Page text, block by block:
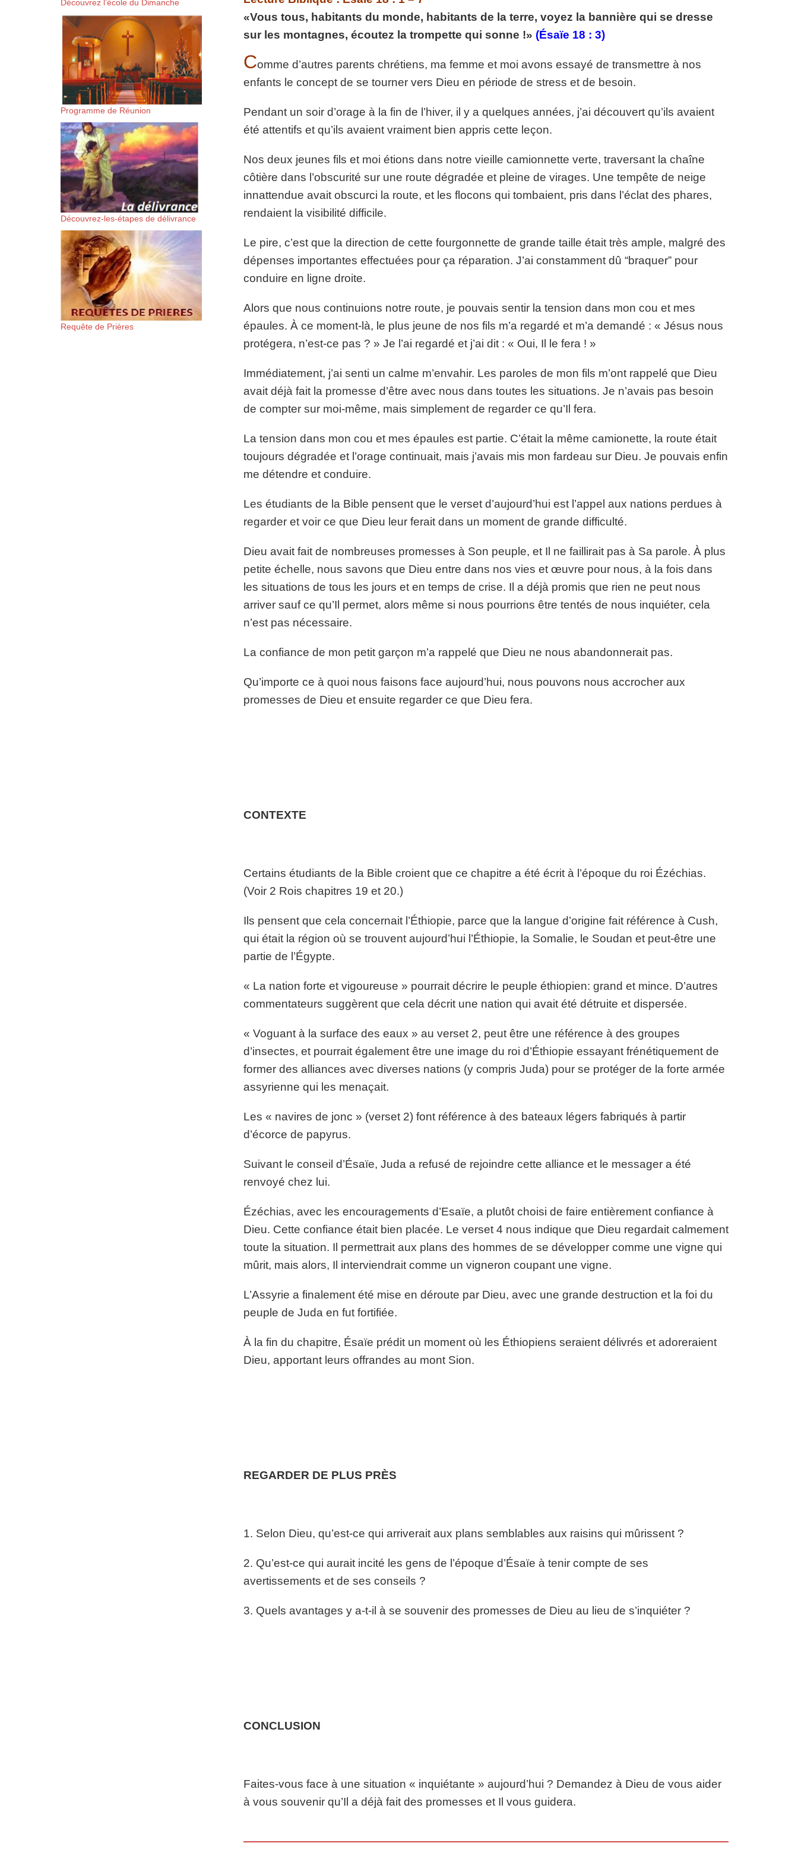
volume.
suis-sans-rien-a-moi.mp3 http://www.lafoiapostolique.org/wp-
content/uploads/2018/06/Es-tu-lasse-rempli-de-tritesse.mp3
Découvrez l’école du Dimanche
Programme de Réunion
Découvrez-les-étapes de délivrance
Requête de Prières
«Vous tous, habitants du monde, habitants de la terre, voyez la bannière qui se dresse
sur les montagnes, écoutez la trompette qui sonne !» (Ésaïe 18 : 3)
Comme d’autres parents chrétiens, ma femme et moi avons essayé de transmettre à nos
enfants le concept de se tourner vers Dieu en période de stress et de besoin.
Pendant un soir d’orage à la fin de l’hiver, il y a quelques années, j’ai découvert qu’ils avaient
été attentifs et qu’ils avaient vraiment bien appris cette leçon.
Nos deux jeunes fils et moi étions dans notre vieille camionnette verte, traversant la chaîne
côtière dans l’obscurité sur une route dégradée et pleine de virages. Une tempête de neige
innattendue avait obscurci la route, et les flocons qui tombaient, pris dans l’éclat des phares,
rendaient la visibilité difficile.
Le pire, c’est que la direction de cette fourgonnette de grande taille était très ample, malgré des
dépenses importantes effectuées pour ça réparation. J’ai constamment dû “braquer” pour
conduire en ligne droite.
Alors que nous continuions notre route, je pouvais sentir la tension dans mon cou et mes
épaules. À ce moment-là, le plus jeune de nos fils m’a regardé et m’a demandé : « Jésus nous
protégera, n’est-ce pas ? » Je l’ai regardé et j’ai dit : « Oui, Il le fera ! »
Immédiatement, j’ai senti un calme m’envahir. Les paroles de mon fils m’ont rappelé que Dieu
avait déjà fait la promesse d’être avec nous dans toutes les situations. Je n’avais pas besoin
de compter sur moi-même, mais simplement de regarder ce qu’Il fera.
La tension dans mon cou et mes épaules est partie. C’était la même camionette, la route était
toujours dégradée et l’orage continuait, mais j’avais mis mon fardeau sur Dieu. Je pouvais enfin
me détendre et conduire.
Les étudiants de la Bible pensent que le verset d’aujourd’hui est l’appel aux nations perdues à
regarder et voir ce que Dieu leur ferait dans un moment de grande difficulté.
Dieu avait fait de nombreuses promesses à Son peuple, et Il ne faillirait pas à Sa parole. À plus
petite échelle, nous savons que Dieu entre dans nos vies et œuvre pour nous, à la fois dans
les situations de tous les jours et en temps de crise. Il a déjà promis que rien ne peut nous
arriver sauf ce qu’Il permet, alors même si nous pourrions être tentés de nous inquiéter, cela
n’est pas nécessaire.
La confiance de mon petit garçon m’a rappelé que Dieu ne nous abandonnerait pas.
Qu’importe ce à quoi nous faisons face aujourd’hui, nous pouvons nous accrocher aux
promesses de Dieu et ensuite regarder ce que Dieu fera.
CONTEXTE
Certains étudiants de la Bible croient que ce chapitre a été écrit à l’époque du roi Ézéchias.
(Voir 2 Rois chapitres 19 et 20.)
Ils pensent que cela concernait l’Éthiopie, parce que la langue d’origine fait référence à Cush,
qui était la région où se trouvent aujourd’hui l’Éthiopie, la Somalie, le Soudan et peut-être une
partie de l’Égypte.
« La nation forte et vigoureuse » pourrait décrire le peuple éthiopien: grand et mince. D’autres
commentateurs suggèrent que cela décrit une nation qui avait été détruite et dispersée.
« Voguant à la surface des eaux » au verset 2, peut être une référence à des groupes
d’insectes, et pourrait également être une image du roi d’Éthiopie essayant frénétiquement de
former des alliances avec diverses nations (y compris Juda) pour se protéger de la forte armée
assyrienne qui les menaçait.
Les « navires de jonc » (verset 2) font référence à des bateaux légers fabriqués à partir
d’écorce de papyrus.
Suivant le conseil d’Ésaïe, Juda a refusé de rejoindre cette alliance et le messager a été
renvoyé chez lui.
Ézéchias, avec les encouragements d’Esaïe, a plutôt choisi de faire entièrement confiance à
Dieu. Cette confiance était bien placée. Le verset 4 nous indique que Dieu regardait calmement
toute la situation. Il permettrait aux plans des hommes de se développer comme une vigne qui
mûrit, mais alors, Il interviendrait comme un vigneron coupant une vigne.
L’Assyrie a finalement été mise en déroute par Dieu, avec une grande destruction et la foi du
peuple de Juda en fut fortifiée.
À la fin du chapitre, Ésaïe prédit un moment où les Éthiopiens seraient délivrés et adoreraient
Dieu, apportant leurs offrandes au mont Sion.
REGARDER DE PLUS PRÈS
1. Selon Dieu, qu’est-ce qui arriverait aux plans semblables aux raisins qui mûrissent ?
2. Qu’est-ce qui aurait incité les gens de l’époque d’Ésaïe à tenir compte de ses
avertissements et de ses conseils ?
3. Quels avantages y a-t-il à se souvenir des promesses de Dieu au lieu de s’inquiéter ?
CONCLUSION
Faites-vous face à une situation « inquiétante » aujourd’hui ? Demandez à Dieu de vous aider
à vous souvenir qu’Il a déjà fait des promesses et Il vous guidera.